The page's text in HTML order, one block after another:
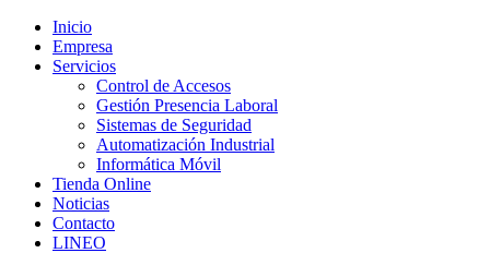
Inicio
Empresa
Servicios
Control de Accesos
Gestión Presencia Laboral
Sistemas de Seguridad
Automatización Industrial
Informática Móvil
Tienda Online
Noticias
Contacto
LINEO